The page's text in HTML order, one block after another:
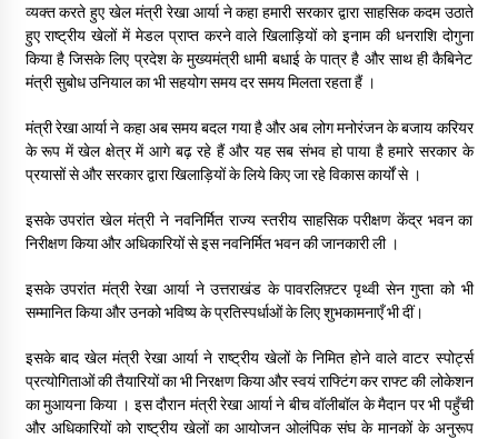
Thought Of The Day 10 May
May 10, 2022
Thought Of The Day 9 May
May 9, 2022
व्यक्त करते हुए खेल मंत्री रेखा आर्या ने कहा हमारी सरकार द्वारा साहसिक कदम उठाते
हुए राष्ट्रीय खेलों में मेडल प्राप्त करने वाले खिलाड़ियों को इनाम की धनराशि दोगुना
किया है जिसके लिए प्रदेश के मुख्यमंत्री धामी बधाई के पात्र है और साथ ही कैबिनेट
मंत्री सुबोध उनियाल का भी सहयोग समय दर समय मिलता रहता हैं ।
मंत्री रेखा आर्या ने कहा अब समय बदल गया है और अब लोग मनोरंजन के बजाय करियर
के रूप में खेल क्षेत्र में आगे बढ़ रहे हैं और यह सब संभव हो पाया है हमारे सरकार के
प्रयासों से और सरकार द्वारा खिलाड़ियों के लिये किए जा रहे विकास कार्यों से ।
इसके उपरांत खेल मंत्री ने नवनिर्मित राज्य स्तरीय साहसिक परीक्षण केंद्र भवन का
निरीक्षण किया और अधिकारियों से इस नवनिर्मित भवन की जानकारी ली ।
इसके उपरांत मंत्री रेखा आर्या ने उत्तराखंड के पावरलिफ़्टर पृथ्वी सेन गुप्ता को भी
सम्मानित किया और उनको भविष्य के प्रतिस्पर्धाओं के लिए शुभकामनाएँ भी दीं।
इसके बाद खेल मंत्री रेखा आर्या ने राष्ट्रीय खेलों के निमित होने वाले वाटर स्पोर्ट्स
प्रत्योगिताओं की तैयारियों का भी निरक्षण किया और स्वयं राफ्टिंग कर राफ्ट की लोकेशन
का मुआयना किया । इस दौरान मंत्री रेखा आर्या ने बीच वॉलीबॉल के मैदान पर भी पहुँची
और अधिकारियों को राष्ट्रीय खेलों का आयोजन ओलंपिक संघ के मानकों के अनुरूप